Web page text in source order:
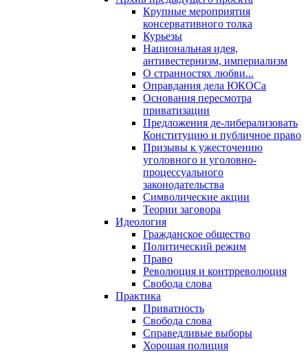
Крупные мероприятия
консервативного толка
Курьезы
Национальная идея,
антивестернизм, империализм
О странностях любви...
Оправдания дела ЮКОСа
Основания пересмотра
приватизации
Предложения де-либерализовать
Конституцию и публичное право
Призывы к ужесточению
уголовного и уголовно-
процессуального
законодательства
Символические акции
Теории заговора
Идеология
Гражданское общество
Политический режим
Право
Революция и контрреволюция
Свобода слова
Практика
Приватность
Свобода слова
Справедливые выборы
Хорошая полиция